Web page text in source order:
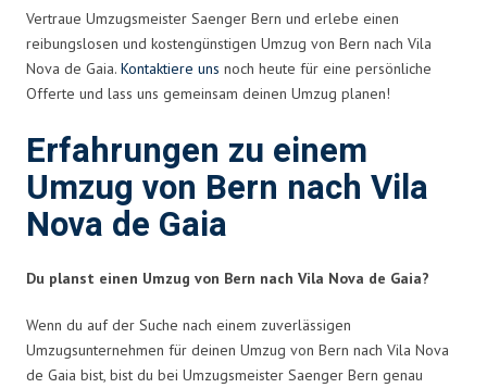
Vertraue Umzugsmeister Saenger Bern und erlebe einen
reibungslosen und kostengünstigen Umzug von Bern nach Vila
Nova de Gaia. Kontaktiere uns noch heute für eine persönliche
Offerte und lass uns gemeinsam deinen Umzug planen!
Erfahrungen zu einem
Umzug von Bern nach Vila
Nova de Gaia
Du planst einen Umzug von Bern nach Vila Nova de Gaia?
Wenn du auf der Suche nach einem zuverlässigen
Umzugsunternehmen für deinen Umzug von Bern nach Vila Nova
de Gaia bist, bist du bei Umzugsmeister Saenger Bern genau